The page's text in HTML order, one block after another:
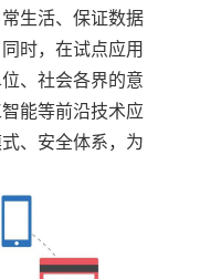
生活、保证数据
时， 在试点应用
、社会各界的意
能等前沿技术应
、安全体系，为